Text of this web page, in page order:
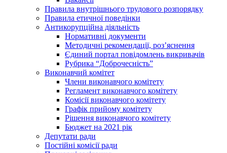
Правила внутрішнього трудового розпорядку
Правила етичної поведінки
Антикорупційна діяльність
Нормативні документи
Методичні рекомендації, роз’яснення
Єдиний портал повідомлень викривачів
Рубрика “Доброчесність”
Виконавчий комітет
Члени виконавчого комітету
Регламент виконавчого комітету
Комісії виконавчого комітету
Графік прийому комітету
Рішення виконавчого комітету
Бюджет на 2021 рік
Депутати ради
Постійні комісії ради